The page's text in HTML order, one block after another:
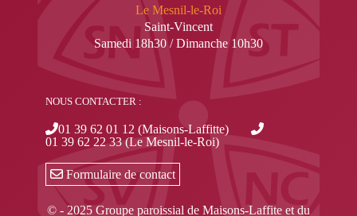
Le Mesnil-le-Roi
Saint-Vincent
Samedi 18h30 / Dimanche 10h30
NOUS CONTACTER :
01 39 62 01 12 (Maisons-Laffitte)
01 39 62 22 33 (Le Mesnil-le-Roi)
Formulaire de contact
© - 2025 Groupe paroissial de Maisons-Laffite et du